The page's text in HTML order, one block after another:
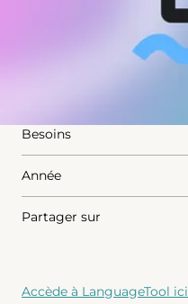
Besoins
Année
Partager sur
Accède à LanguageTool ici